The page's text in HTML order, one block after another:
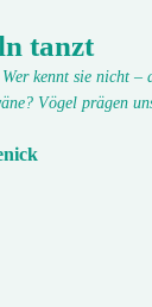
tanzt
kennt sie nicht –
Vögel prägen